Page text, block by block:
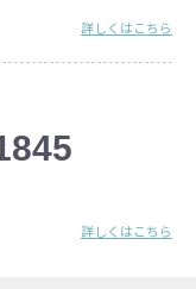
詳しくはこちら
詳しくはこちら